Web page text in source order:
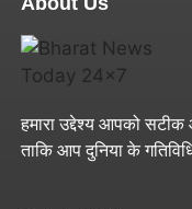
हमारा उद्देश्य आपको
ताकि आप दुनिया के